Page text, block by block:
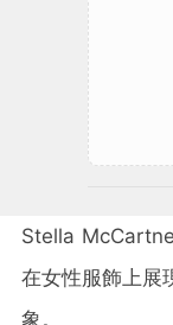
Stella
在女性服飾上展
象。